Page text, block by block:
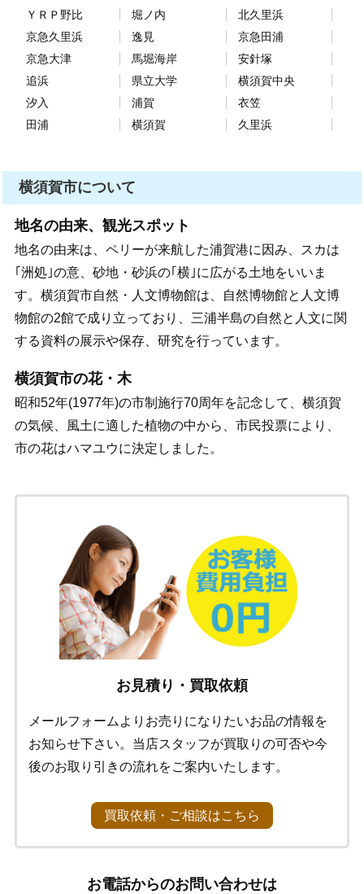
ＹＲＰ野比
堀ノ内
北久里浜
京急久里浜
逸見
京急田浦
京急大津
馬堀海岸
安針塚
追浜
県立大学
横須賀中央
汐入
浦賀
衣笠
田浦
横須賀 久里浜
横須賀市について
地名の由来、観光スポット
地名の由来は、ペリーが来航した浦賀港に因み、スカは
｢洲処｣の意、砂地・砂浜の｢横｣に広がる土地をいいま
す。横須賀市自然・人文博物館は、自然博物館と人文博
物館の2館で成り立っており、三浦半島の自然と人文に関
する資料の展示や保存、研究を行っています。
横須賀市の花・木
昭和52年(1977年)の市制施行70周年を記念して、横須賀
の気候、風土に適した植物の中から、市民投票により、
市の花はハマユウに決定しました。
お見積り・買取依頼
メールフォームよりお売りになりたいお品の情報を
お知らせ下さい。当店スタッフが買取りの可否や今
後のお取り引きの流れをご案内いたします。
買取依頼・ご相談はこちら
お電話からのお問い合わせは